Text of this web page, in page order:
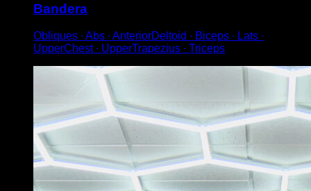
Bandera
Obliques ∙ Abs ∙ AnteriorDeltoid ∙ Biceps ∙ Lats ∙
UpperChest ∙ UpperTrapezius ∙ Triceps